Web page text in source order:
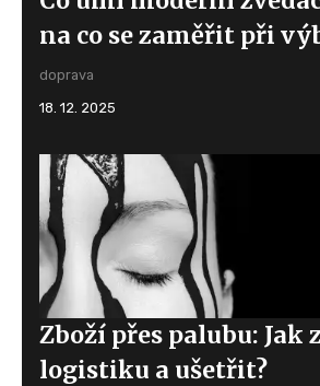
na co se zaměřit při
doprava
18. 12. 2025
Zboží přes palubu:
logistiku a ušetřit?